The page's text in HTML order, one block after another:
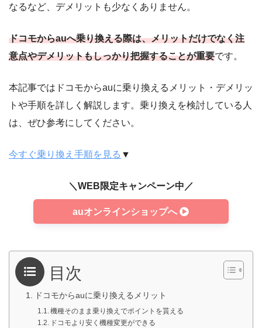
なるなど、デメリットも少なくありません。
ドコモからauへ乗り換える際は、メリットだけでなく注
意点やデメリットもしっかり把握することが重要です。
本記事ではドコモからauに乗り換えるメリット・デメリッ
トや手順を詳しく解説します。乗り換えを検討している人
は、ぜひ参考にしてください。
今すぐ乗り換え手順を見る ▼
＼WEB限定キャンペーン中／
auオンラインショップへ
目次
ドコモからauに乗り換えるメリット
機種そのまま乗り換えでポイントを貰える
ドコモより安く機種変更ができる